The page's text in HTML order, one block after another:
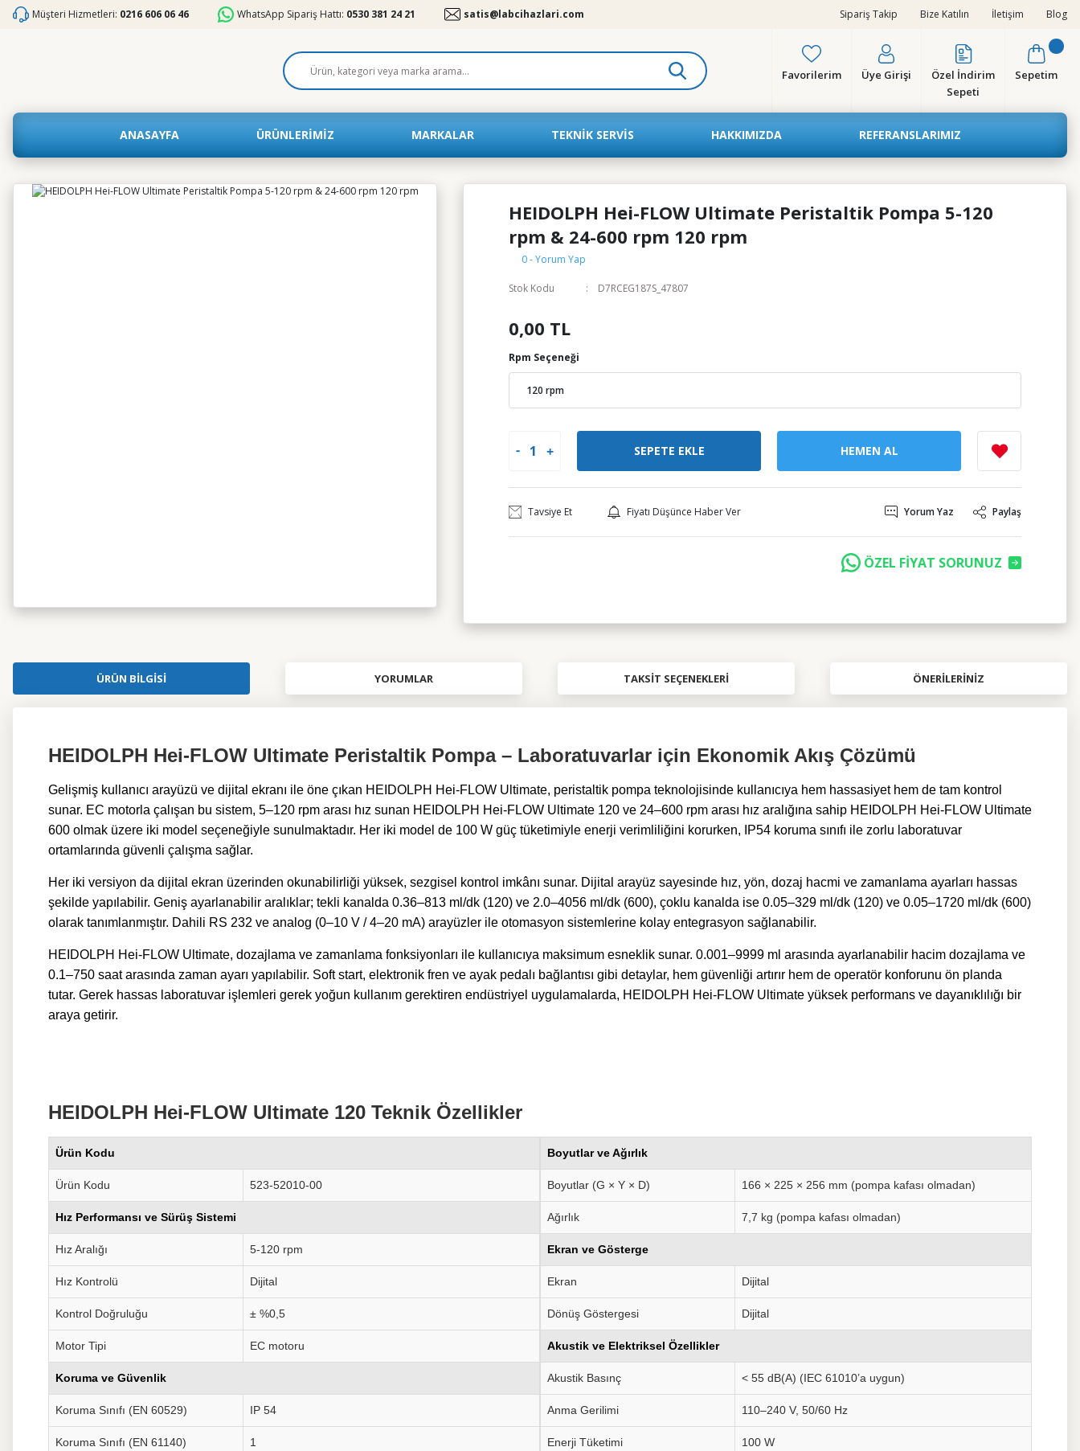
Müşteri Hizmetleri: 0216 606 06 46 WhatsApp Sipariş Hattı: 0530 381 24 21 satis@labcihazlari.com Sipariş Takip Bize Katılın İletişim Blog
Favorilerim Üye Girişi
Özel İndirim
Sepeti
Sepetim
ANASAYFA ÜRÜNLERİMİZ MARKALAR TEKNIK SERVIS HAKKIMIZDA REFERANSLARIMIZ
HEIDOLPH Hei-FLOW Ultimate Peristaltik Pompa 5-120
rpm & 24-600 rpm 120 rpm
0 - Yorum Yap
Stok Kodu D7RCEG187S_47807
0,00 TL
Rpm Seçeneği
SEPETE EKLE HEMEN AL
Tavsiye Et Fiyatı Düşünce Haber Ver Yorum Yaz Paylaş
ÖZEL FİYAT SORUNUZ
ÜRÜN BILGISI YORUMLAR TAKSIT SEÇENEKLERI ÖNERILERINIZ
HEIDOLPH Hei-FLOW Ultimate Peristaltik Pompa – Laboratuvarlar için Ekonomik Akış Çözümü
Gelişmiş kullanıcı arayüzü ve dijital ekranı ile öne çıkan HEIDOLPH Hei-FLOW Ultimate, peristaltik pompa teknolojisinde kullanıcıya hem hassasiyet hem de tam kontrol
sunar. EC motorla çalışan bu sistem, 5–120 rpm arası hız sunan HEIDOLPH Hei-FLOW Ultimate 120 ve 24–600 rpm arası hız aralığına sahip HEIDOLPH Hei-FLOW Ultimate
600 olmak üzere iki model seçeneğiyle sunulmaktadır. Her iki model de 100 W güç tüketimiyle enerji verimliliğini korurken, IP54 koruma sınıfı ile zorlu laboratuvar
ortamlarında güvenli çalışma sağlar.
Her iki versiyon da dijital ekran üzerinden okunabilirliği yüksek, sezgisel kontrol imkânı sunar. Dijital arayüz sayesinde hız, yön, dozaj hacmi ve zamanlama ayarları hassas
şekilde yapılabilir. Geniş ayarlanabilir aralıklar; tekli kanalda 0.36–813 ml/dk (120) ve 2.0–4056 ml/dk (600), çoklu kanalda ise 0.05–329 ml/dk (120) ve 0.05–1720 ml/dk (600)
olarak tanımlanmıştır. Dahili RS 232 ve analog (0–10 V / 4–20 mA) arayüzler ile otomasyon sistemlerine kolay entegrasyon sağlanabilir.
HEIDOLPH Hei-FLOW Ultimate, dozajlama ve zamanlama fonksiyonları ile kullanıcıya maksimum esneklik sunar. 0.001–9999 ml arasında ayarlanabilir hacim dozajlama ve
0.1–750 saat arasında zaman ayarı yapılabilir. Soft start, elektronik fren ve ayak pedalı bağlantısı gibi detaylar, hem güvenliği artırır hem de operatör konforunu ön planda
tutar. Gerek hassas laboratuvar işlemleri gerek yoğun kullanım gerektiren endüstriyel uygulamalarda, HEIDOLPH Hei-FLOW Ultimate yüksek performans ve dayanıklılığı bir
araya getirir.
HEIDOLPH Hei-FLOW Ultimate 120 Teknik Özellikler
Ürün Kodu
Ürün Kodu 523-52010-00
Hız Performansı ve Sürüş Sistemi
Hız Aralığı 5-120 rpm
Hız Kontrolü Dijital
Kontrol Doğruluğu ± %0,5
Motor Tipi EC motoru
Koruma ve Güvenlik
Koruma Sınıfı (EN 60529) IP 54
Koruma Sınıfı (EN 61140) 1
Boyutlar ve Ağırlık
Boyutlar (G × Y × D) 166 × 225 × 256 mm (pompa kafası olmadan)
Ağırlık 7,7 kg (pompa kafası olmadan)
Ekran ve Gösterge
Ekran Dijital
Dönüş Göstergesi Dijital
Akustik ve Elektriksel Özellikler
Akustik Basınç < 55 dB(A) (IEC 61010’a uygun)
Anma Gerilimi 110–240 V, 50/60 Hz
Enerji Tüketimi 100 W